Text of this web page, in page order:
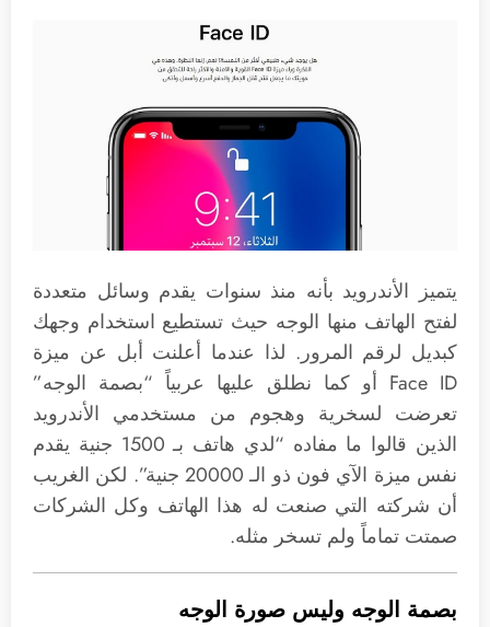
يتميز الأندرويد بأنه منذ سنوات يقدم وسائل متعددة
لفتح الهاتف منها الوجه حيث تستطيع استخدام وجهك
كبديل لرقم المرور. لذا عندما أعلنت أبل عن ميزة
Face ID أو كما نطلق عليها عربياً “بصمة الوجه”
تعرضت لسخرية وهجوم من مستخدمي الأندرويد
الذين قالوا ما مفاده “لدي هاتف بـ 1500 جنية يقدم
نفس ميزة الآي فون ذو الـ 20000 جنية”. لكن الغريب
أن شركته التي صنعت له هذا الهاتف وكل الشركات
صمتت تماماً ولم تسخر مثله.
بصمة الوجه وليس صورة الوجه